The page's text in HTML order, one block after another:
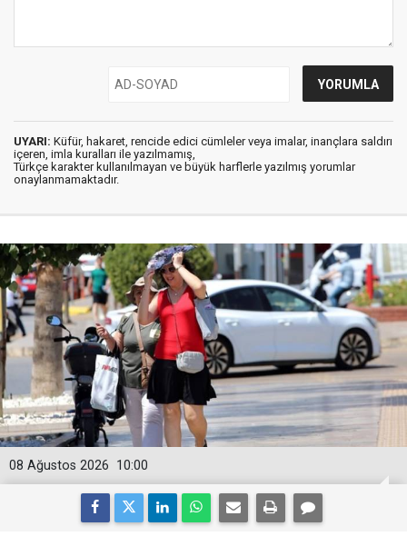
UYARI: Küfür, hakaret, rencide edici cümleler veya imalar, inançlara saldırı
içeren, imla kuralları ile yazılmamış,
Türkçe karakter kullanılmayan ve büyük harflerle yazılmış yorumlar
onaylanmamaktadır.
10:00
08 Ağustos 2026